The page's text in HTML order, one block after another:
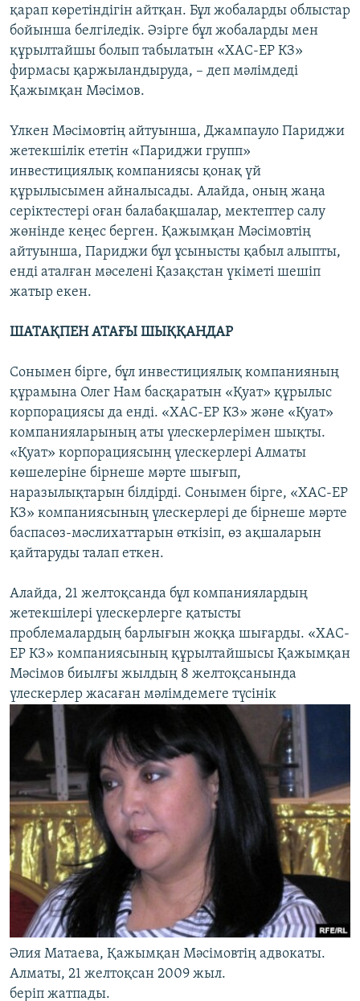
қарап көретіндігін айтқан. Бұл жобаларды облыстар
бойынша белгіледік. Әзірге бұл жобаларды мен
құрылтайшы болып табылатын «ХАC-ЕР КЗ»
фирмасы қаржыландыруда, – деп мәлімдеді
Қажымқан Мәсімов.
Үлкен Мәсімовтің айтуынша, Джампауло Париджи
жетекшілік ететін «Париджи групп»
инвестициялық компаниясы қонақ үй
құрылысымен айналысады. Алайда, оның жаңа
серіктестері оған балабақшалар, мектептер салу
жөнінде кеңес берген. Қажымқан Мәсімовтің
айтуынша, Париджи бұл ұсынысты қабыл алыпты,
енді аталған мәселені Қазақстан үкіметі шешіп
жатыр екен.
ШАТАҚПЕН АТАҒЫ ШЫҚҚАНДАР
Сонымен бірге, бұл инвестициялық компанияның
құрамына Олег Нам басқаратын «Қуат» құрылыс
корпорациясы да енді. «ХАC-ЕР КЗ» және «Қуат»
компанияларының аты үлескерлерімен шықты.
«Қуат» корпорациясынң үлескерлері Алматы
көшелеріне бірнеше мәрте шығып,
наразылықтарын білдірді. Сонымен бірге, «ХАC-ЕР
КЗ» компаниясының үлескерлері де бірнеше мәрте
баспасөз-мәслихаттарын өткізіп, өз ақшаларын
қайтаруды талап еткен.
Алайда, 21 желтоқсанда бұл компаниялардың
жетекшілері үлескерлерге қатысты
проблемалардың барлығын жоққа шығарды. «ХАC-
ЕР КЗ» компаниясының құрылтайшысы Қажымқан
Мәсімов биылғы жылдың 8 желтоқсанында
үлескерлер жасаған мәлімдемеге түсінік
Әлия Матаева, Қажымқан Мәсімовтің адвокаты.
Алматы, 21 желтоқсан 2009 жыл.
беріп жатпады.